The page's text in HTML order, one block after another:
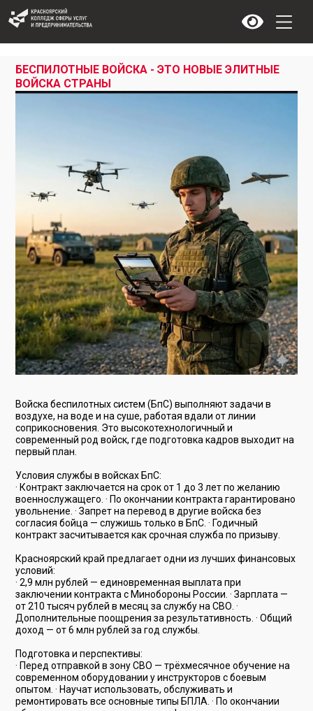
БЕСПИЛОТНЫЕ ВОЙСКА - ЭТО НОВЫЕ ЭЛИТНЫЕ
ВОЙСКА СТРАНЫ
Войска беспилотных систем (БпС) выполняют задачи в
воздухе, на воде и на суше, работая вдали от линии
соприкосновения. Это высокотехнологичный и
современный род войск, где подготовка кадров выходит на
первый план.
Условия службы в войсках БпС:
· Контракт заключается на срок от 1 до 3 лет по желанию
военнослужащего. · По окончании контракта гарантировано
увольнение. · Запрет на перевод в другие войска без
согласия бойца — служишь только в БпС. · Годичный
контракт засчитывается как срочная служба по призыву.
Красноярский край предлагает одни из лучших финансовых
условий:
· 2,9 млн рублей — единовременная выплата при
заключении контракта с Минобороны России. · Зарплата —
от 210 тысяч рублей в месяц за службу на СВО. ·
Дополнительные поощрения за результативность. · Общий
доход — от 6 млн рублей за год службы.
Подготовка и перспективы:
· Перед отправкой в зону СВО — трёхмесячное обучение на
современном оборудовании у инструкторов с боевым
опытом. · Научат использовать, обслуживать и
ремонтировать все основные типы БПЛА. · По окончании